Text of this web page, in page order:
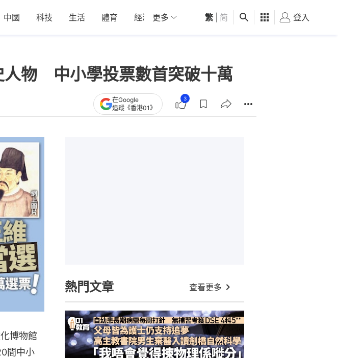
中國 科技 生活 體育 經濟 01深圳 觀點 健康 好食玩飛
更多 繁 简 登入
人物 中小學投票數首突破十萬
在Google
追蹤《香港01》
3
博物館
間中小
熱門文章 查看更多